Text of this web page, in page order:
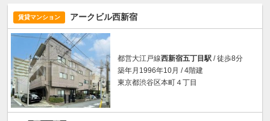
賃貸マンション アークビル西新宿
都営大江戸線西新宿五丁目駅 / 徒歩8分
築年月1996年10月 / 4階建
東京都渋谷区本町４丁目